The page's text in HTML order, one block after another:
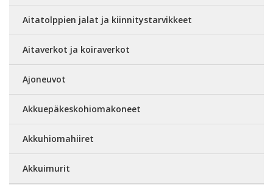
Aitatolppien jalat ja kiinnitystarvikkeet
Aitaverkot ja koiraverkot
Ajoneuvot
Akkuepäkeskohiomakoneet
Akkuhiomahiiret
Akkuimurit